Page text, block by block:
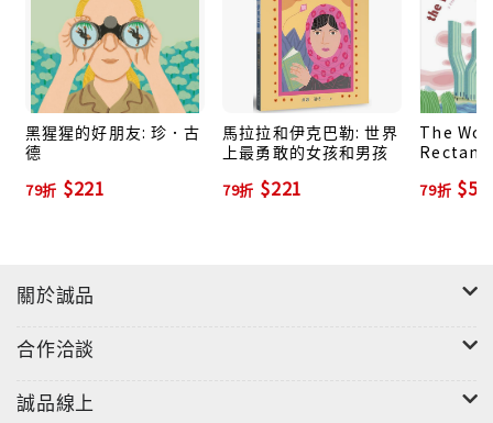
黑猩猩的好朋友: 珍．古
德
79折 $221
馬拉拉和伊克巴勒: 世界
上最勇敢的女孩和男孩
79折 $221
The
Zaha
79折
關於誠品
合作洽談
誠品線上